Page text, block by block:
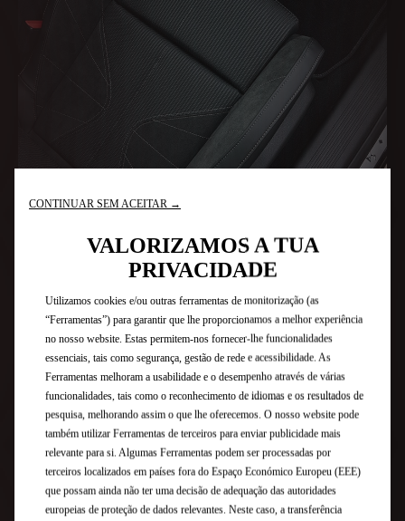
VOLANTE DE ALTA TECNOLOGIA
europeias de proteção de dados relevantes. Neste caso, a transferência
baseia-se no seu consentimento (Art. 49.1a do RGPD).
Se desejar saber mais sobre as ferramentas que utilizamos e como geri-las,
pode aceder à nossa
Política de Cookiesou clicar no botão «Gerir as
minhas definições».
Política de Privacidade
GERIR AS MINHAS CONFIGURAÇÕES
ACEITAR TUDO